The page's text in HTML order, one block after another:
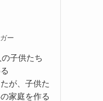
ー
子供たち
が、子供た
家庭を作る